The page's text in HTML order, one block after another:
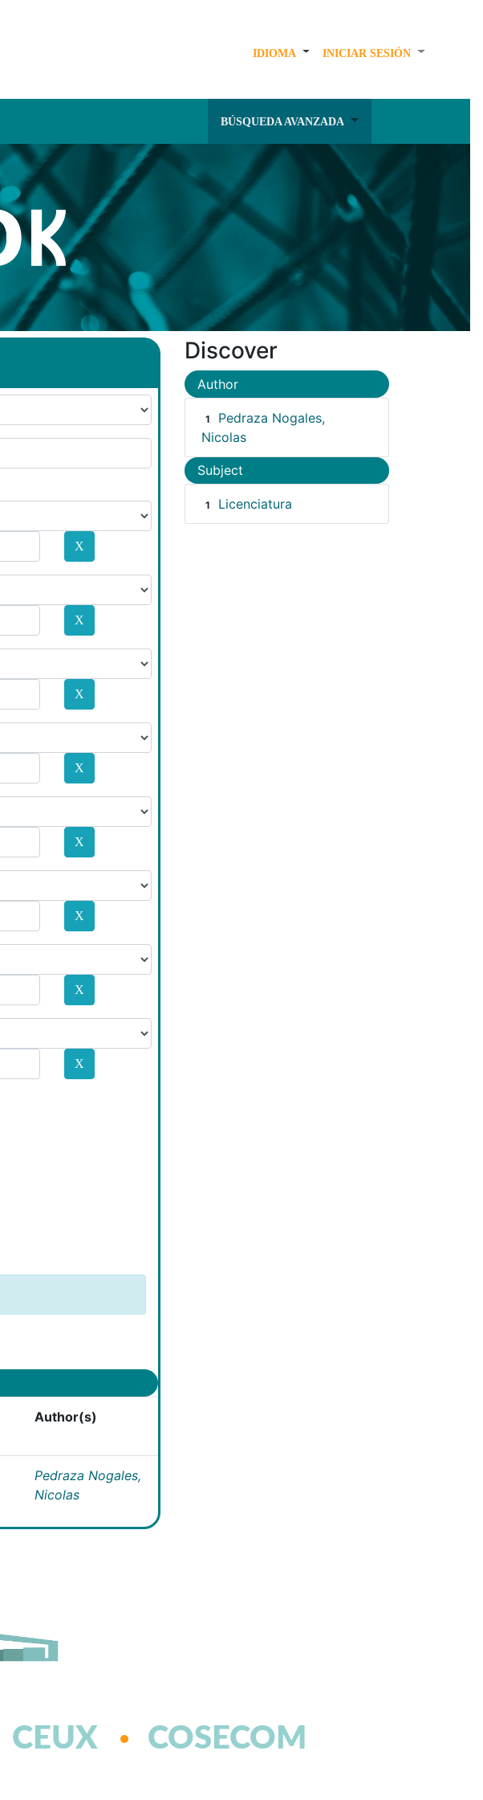
IDIOMA INICIAR SESIÓN
BÚSQUEDA AVANZADA
Author(s)
Pedraza Nogales,
Nicolas
Discover
Author
1
Pedraza Nogales,
Nicolas
Subject
1 Licenciatura
CEUX COSECOM